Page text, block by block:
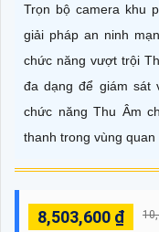
Trọn bộ camera khu
giải pháp an ninh
chức năng vượt trội
đa dạng để giám sát
chức năng Thu Âm
thanh trong vùng quan
8,503,600 ₫